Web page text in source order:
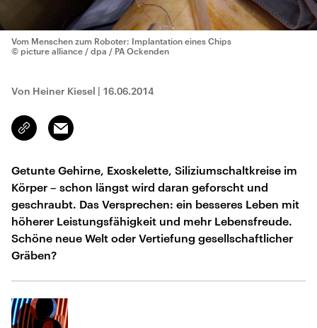
Vom Menschen zum Roboter: Implantation eines Chips
© picture alliance / dpa / PA Ockenden
Von Heiner Kiesel | 16.06.2014
Link
kopieren/teilen
Email
Getunte Gehirne, Exoskelette, Siliziumschaltkreise im
Körper – schon längst wird daran geforscht und
geschraubt. Das Versprechen: ein besseres Leben mit
höherer Leistungsfähigkeit und mehr Lebensfreude.
Schöne neue Welt oder Vertiefung gesellschaftlicher
Gräben?